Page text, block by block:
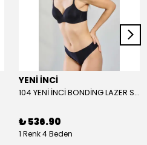
YENİ İNCİ
104 YENİ İNCİ BONDİNG LAZER SÜTYEN KADIN
₺ 536.90
1 Renk 4 Beden